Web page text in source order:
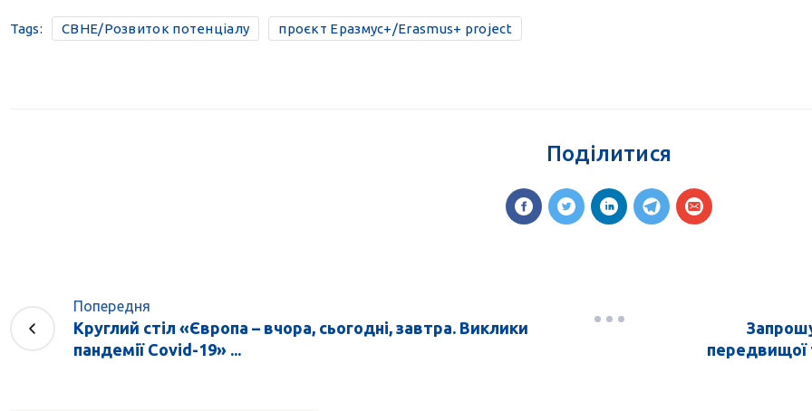
Tags: CBHE/Розвиток потенціалу проєкт Еразмус+/Erasmus+ project
Поділитися
Попередня
Круглий стіл «Європа – вчора, сьогодні, завтра. Виклики
пандемії Covid-19» ...
передвищої